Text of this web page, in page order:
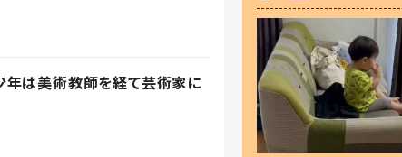
年は美術教師を経て芸術家に